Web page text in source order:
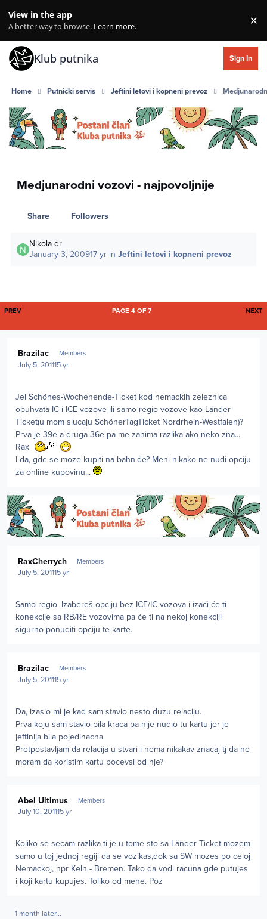
View in the app
A better way to browse. Learn more. ×
Klub putnika Sign In
Home Putnički servis Jeftini letovi i kopneni prevoz
Medjunarodni vozovi - najpovoljnije
Share Followers
Nikola dr
January 3, 200917 yr inJeftini letovi i kopneni prevoz
FIRST PAGE
PREV NEXT
PAGE 4 OF 7
Brazilac Members
July 5, 201115 yr
Jel Schönes-Wochenende-Ticket kod nemackih zeleznica
obuhvata IC i ICE vozove ili samo regio vozove kao Länder-
Ticket(u mom slucaju SchönerTagTicket Nordrhein-Westfalen)?
Prva je 39e a druga 36e pa me zanima razlika ako neko zna...
Rax
I da, gde se moze kupiti na bahn.de? Meni nikako ne nudi opciju
za online kupovinu...
RaxCherrych Members
July 5, 201115 yr
Samo regio. Izabereš opciju bez ICE/IC vozova i izaći će ti
konekcije sa RB/RE vozovima pa će ti na nekoj konekciji
sigurno ponuditi opciju te karte.
Brazilac Members
July 5, 201115 yr
Da, izaslo mi je kad sam stavio nesto duzu relaciju.
Prva koju sam stavio bila kraca pa nije nudio tu kartu jer je
jeftinija bila pojedinacna.
Pretpostavljam da relacija u stvari i nema nikakav znacaj tj da ne
moram da koristim kartu pocevsi od nje?
Abel Ultimus Members
July 10, 201115 yr
Koliko se secam razlika ti je u tome sto sa Länder-Ticket mozem
samo u toj jednoj regiji da se vozikas,dok sa SW mozes po celoj
Nemackoj, npr Keln - Bremen. Tako da vodi racuna gde putujes
i koji kartu kupujes. Toliko od mene. Poz
1 month later...